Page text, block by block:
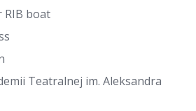
RIB boat
Teatralnej im. Aleksandra